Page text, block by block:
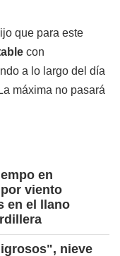
que para este
con
a lo largo del día
máxima no pasará
en
viento
en el llano
nieve